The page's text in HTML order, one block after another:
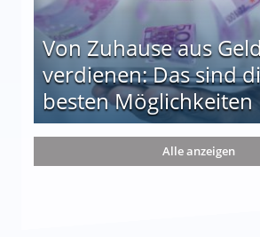
Von Zuhause aus
verdienen: Das sind
besten Möglichkeiten
die 15 besten Möglichkeiten
Alle anzeigen